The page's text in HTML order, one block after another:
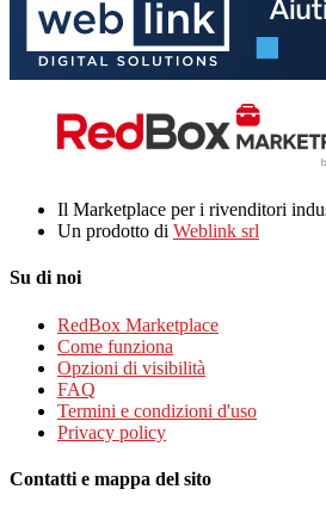
Il Marketplace per i rivenditori
Un prodotto di Weblink srl
Su di noi
RedBox Marketplace
Come funziona
Opzioni di visibilità
FAQ
Termini e condizioni d'uso
Privacy policy
Contatti e mappa del sito